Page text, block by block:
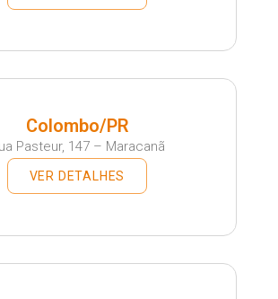
Colombo/PR
Pasteur, 147 – Maracanã
VER DETALHES